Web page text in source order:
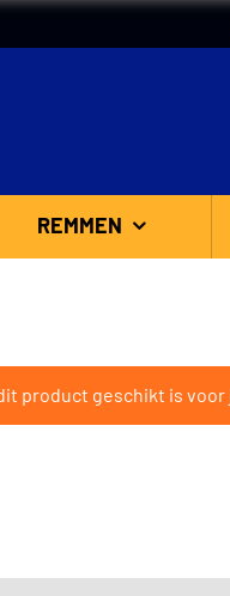
REMMEN
product geschikt is voor